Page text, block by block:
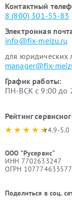
Контактный
8 (800) 301-55-83
Электронная
info@fix-meizu.ru
для юридических
manager@fix-
График работы:
ПН-ВСК с 9:00 до
Рейтинг
4.9-5.0
ООО "Русервис"
ИНН 7702633247
ОГРН
Поделиться в соц.